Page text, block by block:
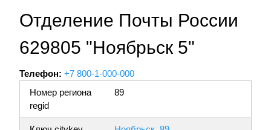
Отделение Почты России
629805 "Ноябрьск 5"
Телефон: +7 800-1-000-000
Номер региона
regid
89